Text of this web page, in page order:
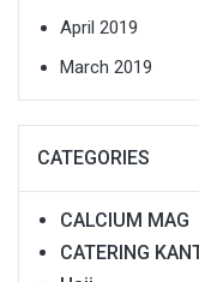
April 2019
March 2019
CATEGORIES
CALCIUM MAG
CATERING